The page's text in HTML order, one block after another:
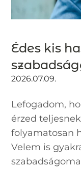
Édes kis
2026.07.09.
Lefogadom,
érzed
folyamatosan
Velem is